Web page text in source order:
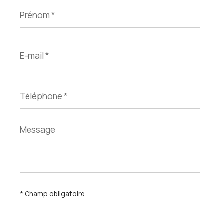
*
mail
*
*
Message
*
* Champ obligatoire